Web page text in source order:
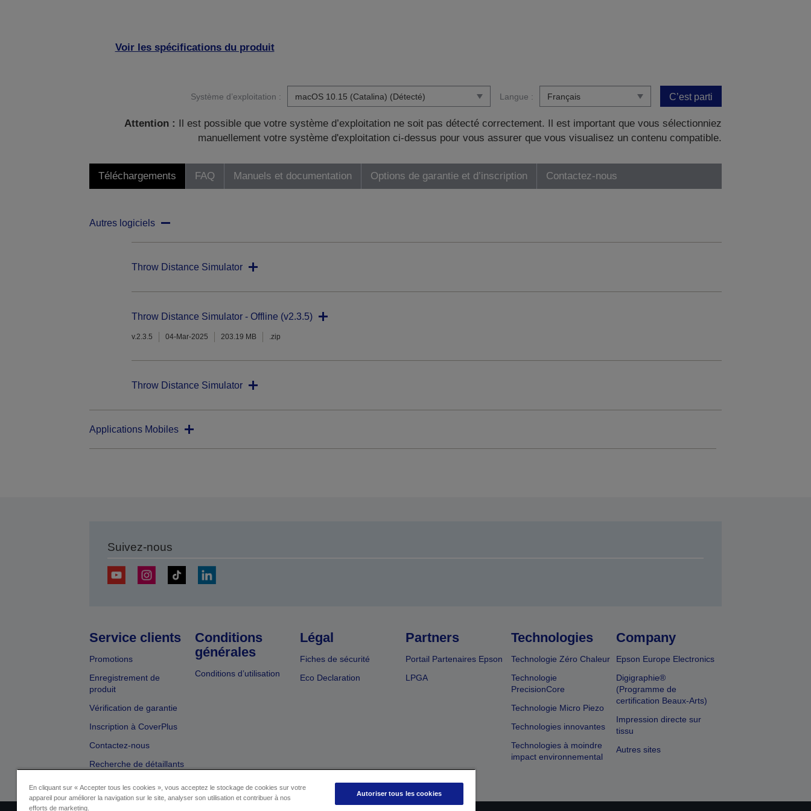
Voir les spécifications du produit
Système d’exploitation : Langue : C’est parti
Attention :
Il est possible que votre système d’exploitation ne soit pas détecté correctement. Il est important que vous sélectionniez
manuellement votre système d'exploitation ci-dessus pour vous assurer que vous visualisez un contenu compatible.
Téléchargements FAQ Manuels et documentation Options de garantie et d’inscription Contactez-nous
Autres logiciels
Throw Distance Simulator
Throw Distance Simulator - Offline (v2.3.5)
v.2.3.5 04-Mar-2025 203.19 MB .zip
Throw Distance Simulator
Applications Mobiles
Suivez-nous
Service clients
Promotions
Enregistrement de
produit
Vérification de garantie
Inscription à CoverPlus
Contactez-nous
Recherche de détaillants
Conditions
générales
Conditions d’utilisation
Légal
Fiches de sécurité
Eco Declaration
Partners
Portail Partenaires Epson
LPGA
Technologies
Technologie Zéro Chaleur
Technologie
PrecisionCore
Technologie Micro Piezo
Technologies innovantes
Technologies à moindre
impact environnemental
Company
Epson Europe Electronics
Digigraphie®
(Programme de
certification Beaux-Arts)
Impression directe sur
tissu
Autres sites
En cliquant sur « Accepter tous les cookies », vous acceptez le stockage de cookies sur votre
appareil pour améliorer la navigation sur le site, analyser son utilisation et contribuer à nos
efforts de marketing.
Autoriser tous les cookies